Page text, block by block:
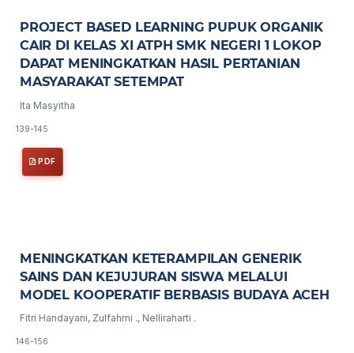
PROJECT BASED LEARNING PUPUK ORGANIK
CAIR DI KELAS XI ATPH SMK NEGERI 1 LOKOP
DAPAT MENINGKATKAN HASIL PERTANIAN
MASYARAKAT SETEMPAT
Ita Masyitha
139-145
PDF
MENINGKATKAN KETERAMPILAN GENERIK
SAINS DAN KEJUJURAN SISWA MELALUI
MODEL KOOPERATIF BERBASIS BUDAYA ACEH
Fitri Handayani, Zulfahmi ., Nelliraharti .
146-156